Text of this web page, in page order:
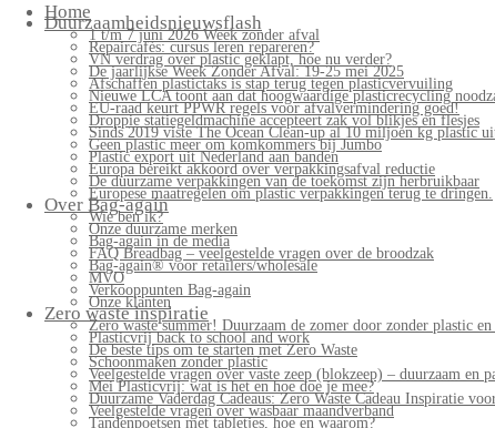
Home
Duurzaamheidsnieuwsflash
1 t/m 7 juni 2026 Week zonder afval
Repaircafés: cursus leren repareren?
VN verdrag over plastic geklapt, hoe nu verder?
De jaarlijkse Week Zonder Afval: 19-25 mei 2025
Afschaffen plastictaks is stap terug tegen plasticvervuiling
Nieuwe LCA toont aan dat hoogwaardige plasticrecycling
EU-raad keurt PPWR regels voor afvalvermindering goed!
Droppie statiegeldmachine accepteert zak vol blikjes en flesjes
Sinds 2019 viste The Ocean Clean-up al 10 miljoen kg plastic
Geen plastic meer om komkommers bij Jumbo
Plastic export uit Nederland aan banden
Europa bereikt akkoord over verpakkingsafval reductie
De duurzame verpakkingen van de toekomst zijn herbruikbaar
Europese maatregelen om plastic verpakkingen terug te dringen.
Over Bag-again
Wie ben ik?
Onze duurzame merken
Bag-again in de media
FAQ Breadbag – veelgestelde vragen over de broodzak
Bag-again® voor retailers/wholesale
MVO
Verkooppunten Bag-again
Onze klanten
Zero waste inspiratie
Zero waste summer! Duurzaam de zomer door zonder plastic
Plasticvrij back to school and work
De beste tips om te starten met Zero Waste
Schoonmaken zonder plastic
Veelgestelde vragen over vaste zeep (blokzeep) – duurzaam en
Mei Plasticvrij: wat is het en hoe doe je mee?
Duurzame Vaderdag Cadeaus: Zero Waste Cadeau Inspiratie
Veelgestelde vragen over wasbaar maandverband
Tandenpoetsen met tabletjes, hoe en waarom?